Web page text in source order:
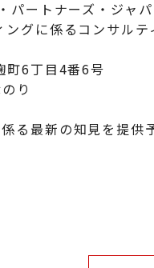
ートナーズ・ジャ
グに係るコンサル
町6丁目4番6号
り
る最新の知見を提供